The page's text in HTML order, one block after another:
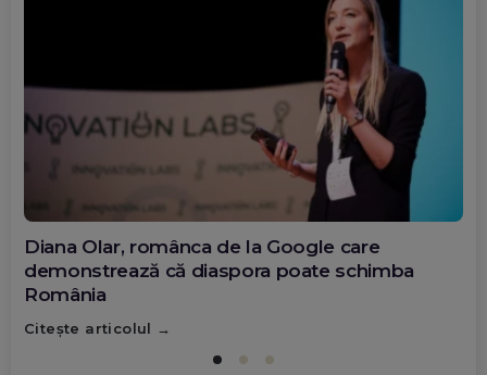
Diana Olar, românca de la Google care
demonstrează că diaspora poate schimba
România
Citește articolul